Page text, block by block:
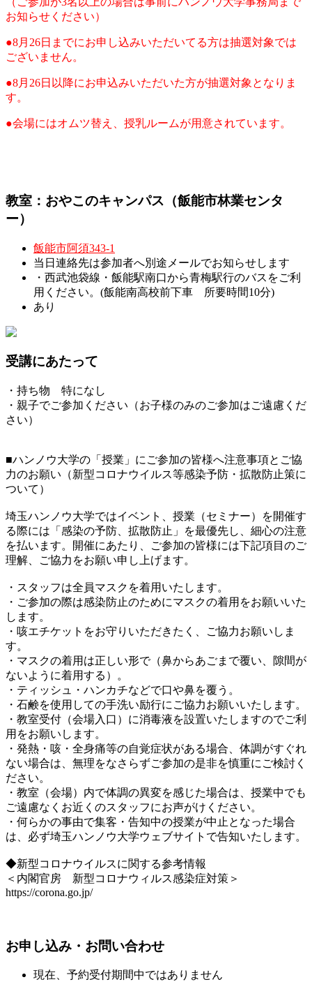
お知らせください）
●8月26日までにお申し込みいただいてる方は抽選対象では
ございません。
●8月26日以降にお申込みいただいた方が抽選対象となりま
す。
●会場にはオムツ替え、授乳ルームが用意されています。
教室：おやこのキャンパス（飯能市林業センタ
ー）
飯能市阿須343-1
当日連絡先は参加者へ別途メールでお知らせします
・西武池袋線・飯能駅南口から青梅駅行のバスをご利
用ください。(飯能南高校前下車 所要時間10分)
あり
受講にあたって
・持ち物 特になし
・親子でご参加ください（お子様のみのご参加はご遠慮くだ
さい）
■ハンノウ大学の「授業」にご参加の皆様へ注意事項とご協
力のお願い（新型コロナウイルス等感染予防・拡散防止策に
ついて）
埼玉ハンノウ大学ではイベント、授業（セミナー）を開催す
る際には「感染の予防、拡散防止」を最優先し、細心の注意
を払います。開催にあたり、ご参加の皆様には下記項目のご
理解、ご協力をお願い申し上げます。
・スタッフは全員マスクを着用いたします。
・ご参加の際は感染防止のためにマスクの着用をお願いいた
します。
・咳エチケットをお守りいただきたく、ご協力お願いしま
す。
・マスクの着用は正しい形で（鼻からあごまで覆い、隙間が
ないように着用する）。
・ティッシュ・ハンカチなどで口や鼻を覆う。
・石鹸を使用しての手洗い励行にご協力お願いいたします。
・教室受付（会場入口）に消毒液を設置いたしますのでご利
用をお願いします。
・発熱・咳・全身痛等の自覚症状がある場合、体調がすぐれ
ない場合は、無理をなさらずご参加の是非を慎重にご検討く
ださい。
・教室（会場）内で体調の異変を感じた場合は、授業中でも
ご遠慮なくお近くのスタッフにお声がけください。
・何らかの事由で集客・告知中の授業が中止となった場合
は、必ず埼玉ハンノウ大学ウェブサイトで告知いたします。
◆新型コロナウイルスに関する参考情報
＜内閣官房 新型コロナウィルス感染症対策＞
https://corona.go.jp/
お申し込み・お問い合わせ
現在、予約受付期間中ではありません